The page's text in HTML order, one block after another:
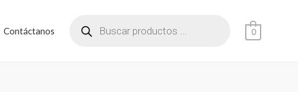
Contáctanos 0